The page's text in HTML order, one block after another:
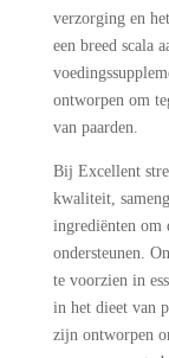
verzorging en
een breed scala
ontworpen om
van paarden.
Bij Excellent
kwaliteit,
ingrediënten om
ondersteunen.
te voorzien in
in het dieet van
zijn ontworpen